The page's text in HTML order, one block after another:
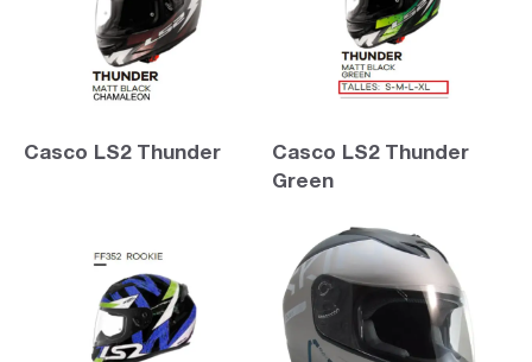
Casco LS2 Thunder
Casco LS2 Thunder
Green